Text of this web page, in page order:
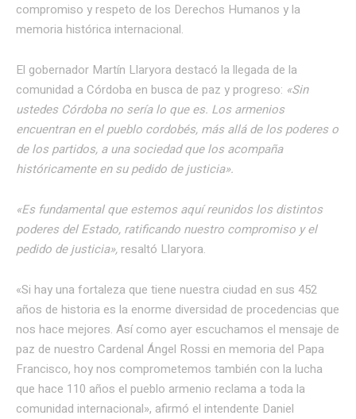
compromiso y respeto de los Derechos Humanos y la
memoria histórica internacional.
El gobernador Martín Llaryora destacó la llegada de la
comunidad a Córdoba en busca de paz y progreso: «Sin
ustedes Córdoba no sería lo que es. Los armenios
encuentran en el pueblo cordobés, más allá de los poderes o
de los partidos, a una sociedad que los acompaña
históricamente en su pedido de justicia».
«Es fundamental que estemos aquí reunidos los distintos
poderes del Estado, ratificando nuestro compromiso y el
pedido de justicia», resaltó Llaryora.
«Si hay una fortaleza que tiene nuestra ciudad en sus 452
años de historia es la enorme diversidad de procedencias que
nos hace mejores. Así como ayer escuchamos el mensaje de
paz de nuestro Cardenal Ángel Rossi en memoria del Papa
Francisco, hoy nos comprometemos también con la lucha
que hace 110 años el pueblo armenio reclama a toda la
comunidad internacional», afirmó el intendente Daniel